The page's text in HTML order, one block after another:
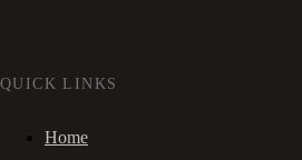
QUICK LINKS
Home